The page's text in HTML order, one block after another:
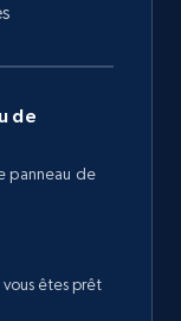
de
panneau de
êtes prêt